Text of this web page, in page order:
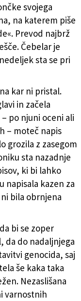
svojega
na katerem piše
Prevod najbrž
Čebelar je
sta se pri
kar ni pristal.
in začela
po njuni oceni ali
– moteč napis
grozila z zasegom
sta nazadnje
ki bi lahko
napisala kazen za
bila obrnjena
bi se zoper
da do nadaljnjega
genocida, saj
še kaka taka
Nezaslišana
varnostnih